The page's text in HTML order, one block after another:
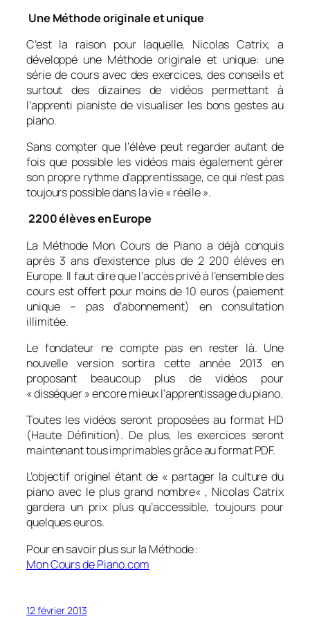
Une Méthode originale et unique
C’est la raison pour laquelle, Nicolas Catrix, a
développé une Méthode originale et unique: une
série de cours avec des exercices, des conseils et
surtout des dizaines de vidéos permettant à
l’apprenti pianiste de visualiser les bons gestes au
piano.
Sans compter que l’élève peut regarder autant de
fois que possible les vidéos mais également gérer
son propre rythme d’apprentissage, ce qui n’est pas
toujours possible dans la vie « réelle ».
2200 élèves en Europe
La Méthode Mon Cours de Piano a déjà conquis
après 3 ans d’existence plus de 2 200 élèves en
Europe. Il faut dire que l’accès privé à l’ensemble des
cours est offert pour moins de 10 euros (paiement
unique – pas d’abonnement) en consultation
illimitée.
Le fondateur ne compte pas en rester là. Une
nouvelle version sortira cette année 2013 en
proposant beaucoup plus de vidéos pour
« disséquer » encore mieux l’apprentissage du piano.
Toutes les vidéos seront proposées au format HD
(Haute Définition). De plus, les exercices seront
maintenant tous imprimables grâce au format PDF.
L’objectif originel étant de « partager la culture du
piano avec le plus grand nombre« , Nicolas Catrix
gardera un prix plus qu’accessible, toujours pour
quelques euros.
Pour en savoir plus sur la Méthode :
Mon Cours de Piano.com
12 février 2013